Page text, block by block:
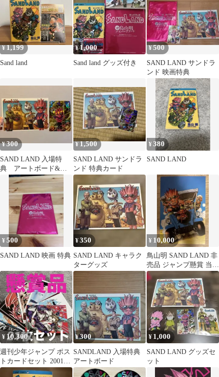
¥1,199
Sand land
¥1,000
Sand land グッズ付き
¥500
SAND LAND サンドラ
ンド 映画特典
¥300
SAND LAND 入場特
典 アートボード&カ
ード
¥1,500
SAND LAND サンドラ
ンド 特典カード
¥380
SAND LAND
¥500
SAND LAND 映画 特典
¥350
SAND LAND キャラク
ターグッズ
¥ 10,000
鳥山明 SAND LAND 非
売品 ジャンプ懸賞 当選
ポストカード
¥ 10,300
週刊少年ジャンプ ポス
トカードセット 2001年
懸賞品 21枚セット 非売
¥300
SANDLAND 入場特典
アートボード
¥ 1,000
SAND LAND グッズセ
ット